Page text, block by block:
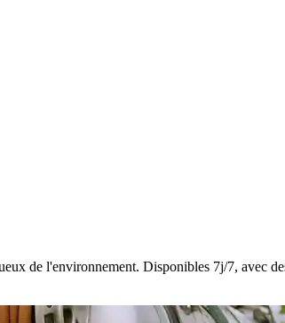
de l'environnement. Disponibles 7j/7, avec